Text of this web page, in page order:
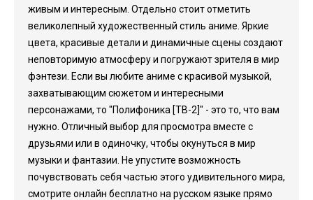
живым и интересным. Отдельно стоит отметить
великолепный художественный стиль аниме. Яркие
цвета, красивые детали и динамичные сцены создают
неповторимую атмосферу и погружают зрителя в мир
фэнтези. Если вы любите аниме с красивой музыкой,
захватывающим сюжетом и интересными
персонажами, то "Полифоника [ТВ-2]" - это то, что вам
нужно. Отличный выбор для просмотра вместе с
друзьями или в одиночку, чтобы окунуться в мир
музыки и фантазии. Не упустите возможность
почувствовать себя частью этого удивительного мира,
смотрите онлайн бесплатно на русском языке прямо